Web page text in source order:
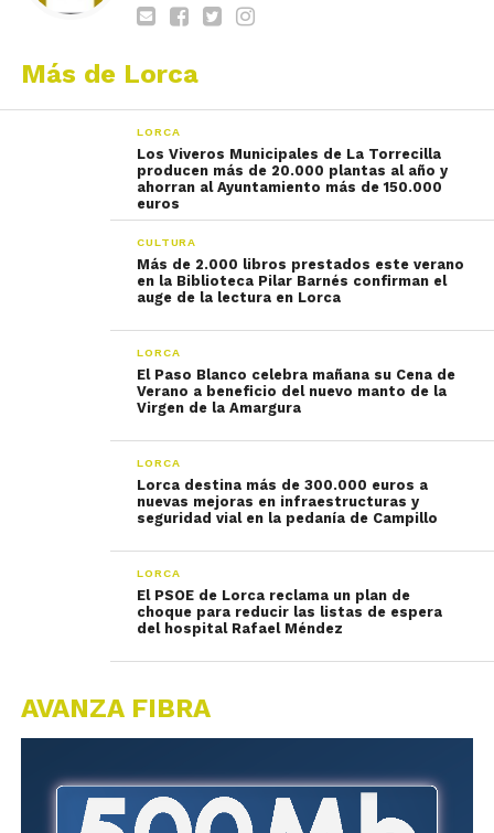
Más de Lorca
LORCA
Los Viveros Municipales de La Torrecilla
producen más de 20.000 plantas al año y
ahorran al Ayuntamiento más de 150.000
euros
CULTURA
Más de 2.000 libros prestados este verano
en la Biblioteca Pilar Barnés confirman el
auge de la lectura en Lorca
LORCA
El Paso Blanco celebra mañana su Cena de
Verano a beneficio del nuevo manto de la
Virgen de la Amargura
LORCA
Lorca destina más de 300.000 euros a
nuevas mejoras en infraestructuras y
seguridad vial en la pedanía de Campillo
LORCA
El PSOE de Lorca reclama un plan de
choque para reducir las listas de espera
del hospital Rafael Méndez
AVANZA FIBRA